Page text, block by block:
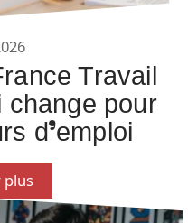
Travail
change pour
d’emploi
plus